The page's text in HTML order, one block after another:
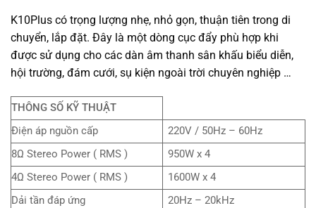
K10Plus có trọng lượng nhẹ, nhỏ gọn, thuận tiên trong di
chuyển, lắp đặt. Đây là một dòng cục đẩy phù hợp khi
được sử dụng cho các dàn âm thanh sân khấu biểu diễn,
hội trường, đám cưới, sụ kiện ngoài trời chuyên nghiệp …
THÔNG SỐ KỸ THUẬT
Điện áp nguồn cấp
220V / 50Hz – 60Hz
8Ω Stereo Power ( RMS )
950W x 4
4Ω Stereo Power ( RMS )
1600W x 4
Dải tần đáp ứng
20Hz – 20kHz